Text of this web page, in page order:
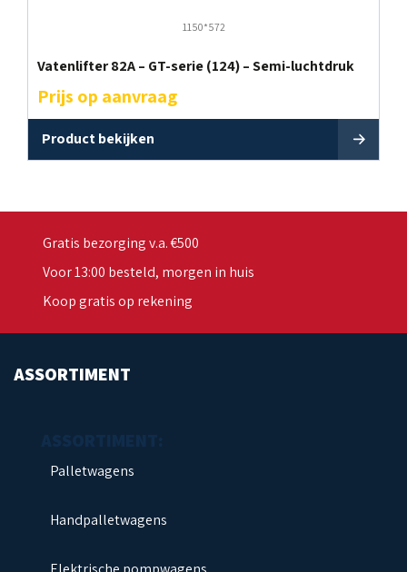
1150*572
Vatenlifter 82A – GT-serie (124) – Semi-luchtdruk
Prijs op aanvraag
Product bekijken
Gratis bezorging v.a. €500
Voor 13:00 besteld, morgen in huis
Koop gratis op rekening
ASSORTIMENT
Palletwagens
Handpalletwagens